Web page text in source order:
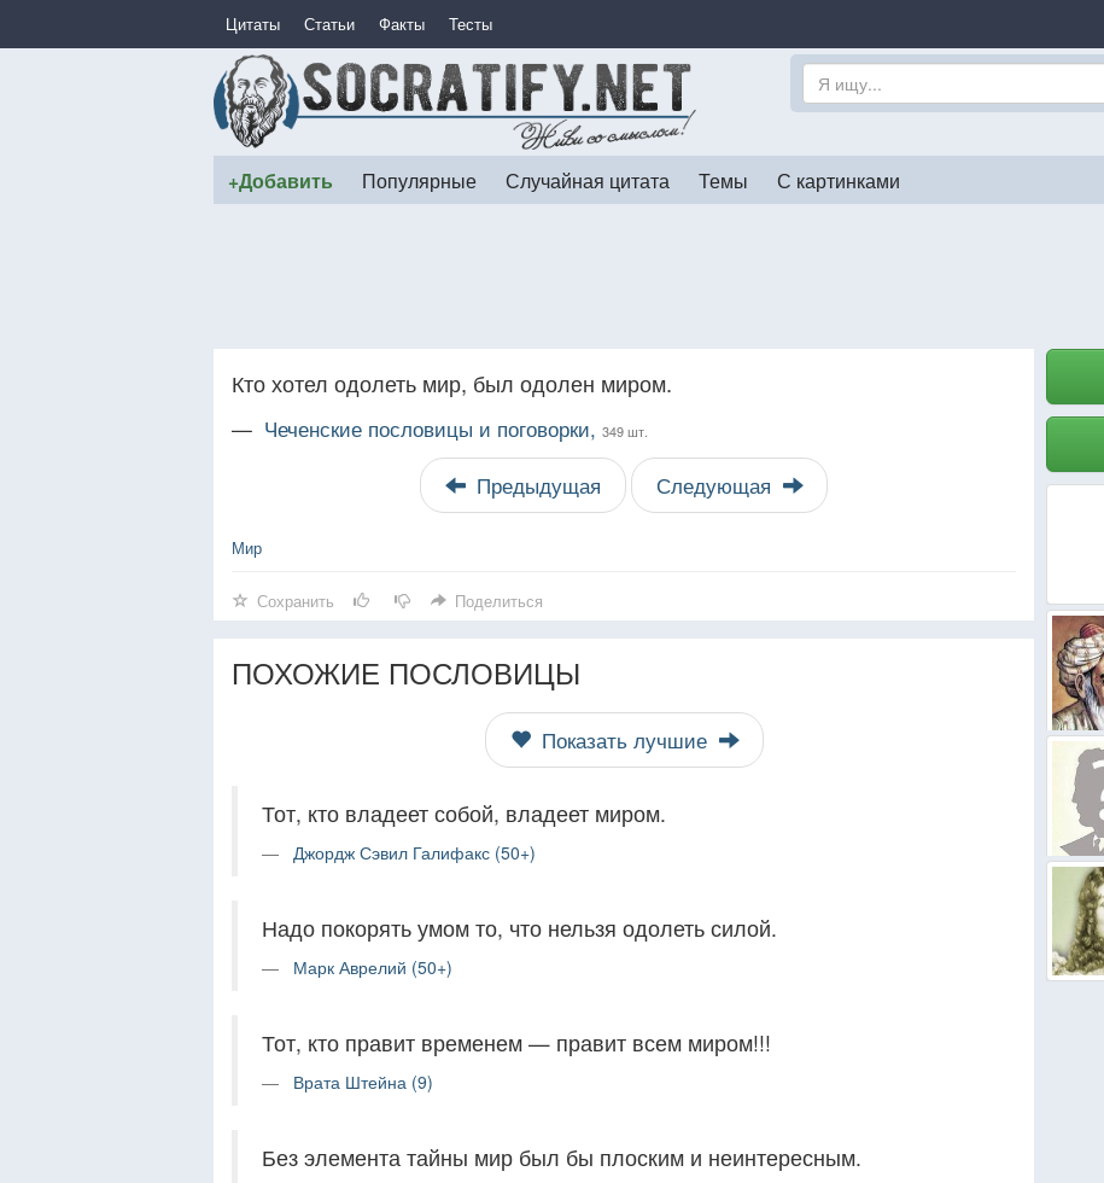
Цитаты Статьи Факты Тесты
+Добавить Популярные Случайная цитата Темы С картинками
Кто хотел одолеть мир, был одолен миром.
— Чеченские пословицы и поговорки, 349 шт.
Предыдущая Следующая
Мир
Сохранить Поделиться
ПОХОЖИЕ ПОСЛОВИЦЫ
Показать лучшие
Тот, кто владеет собой, владеет миром.
Джордж Сэвил Галифакс (50+)
Надо покорять умом то, что нельзя одолеть силой.
Марк Аврелий (50+)
Тот, кто правит временем — правит всем миром!!!
Врата Штейна (9)
Без элемента тайны мир был бы плоским и неинтересным.